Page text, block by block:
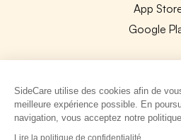
App
Google
© 2026 SideCare. Tous
SideCare utilise des cookies afin de
meilleure expérience possible. En
navigation, vous acceptez notre
Lire la politique de confidentialité